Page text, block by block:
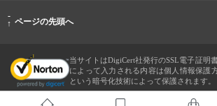
-
↑ ページの先頭へ
当サイトはDigiCert社発行のSSL電子証明
によって入力される内容は個人情報保護
という暗号化技術によって保護されます。